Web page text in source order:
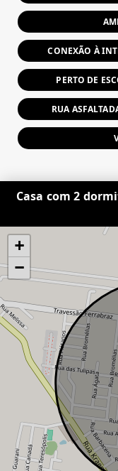
CONEXÃO À
PERTO DE
RUA
Casa com 2
+
−